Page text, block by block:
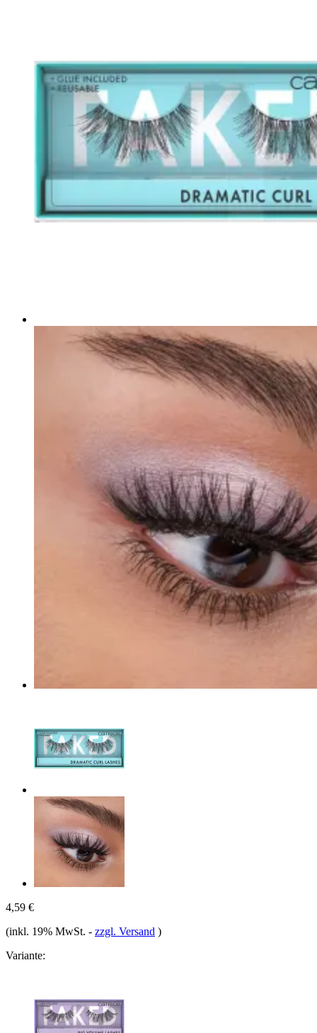
4,59 €
(inkl. 19% MwSt. - zzgl. Versand )
Variante: